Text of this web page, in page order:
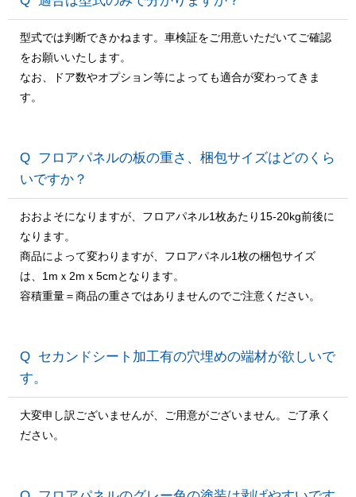
型式では判断できかねます。車検証をご用意いただいてご確認
をお願いいたします。
なお、ドア数やオプション等によっても適合が変わってきま
す。
フロアパネルの板の重さ、梱包サイズはどのくら
いですか？
おおよそになりますが、フロアパネル1枚あたり15-20kg前後に
なります。
商品によって変わりますが、フロアパネル1枚の梱包サイズ
は、1mｘ2mｘ5cmとなります。
容積重量＝商品の重さではありませんのでご注意ください。
セカンドシート加工有の穴埋めの端材が欲しいで
す。
大変申し訳ございませんが、ご用意がございません。ご了承く
ださい。